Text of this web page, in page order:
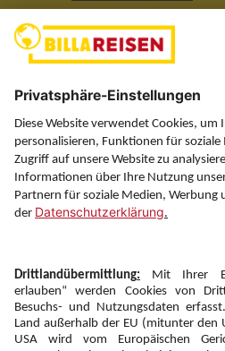
Über uns
Service
Information
Folgen Sie uns auf
Newsletter: